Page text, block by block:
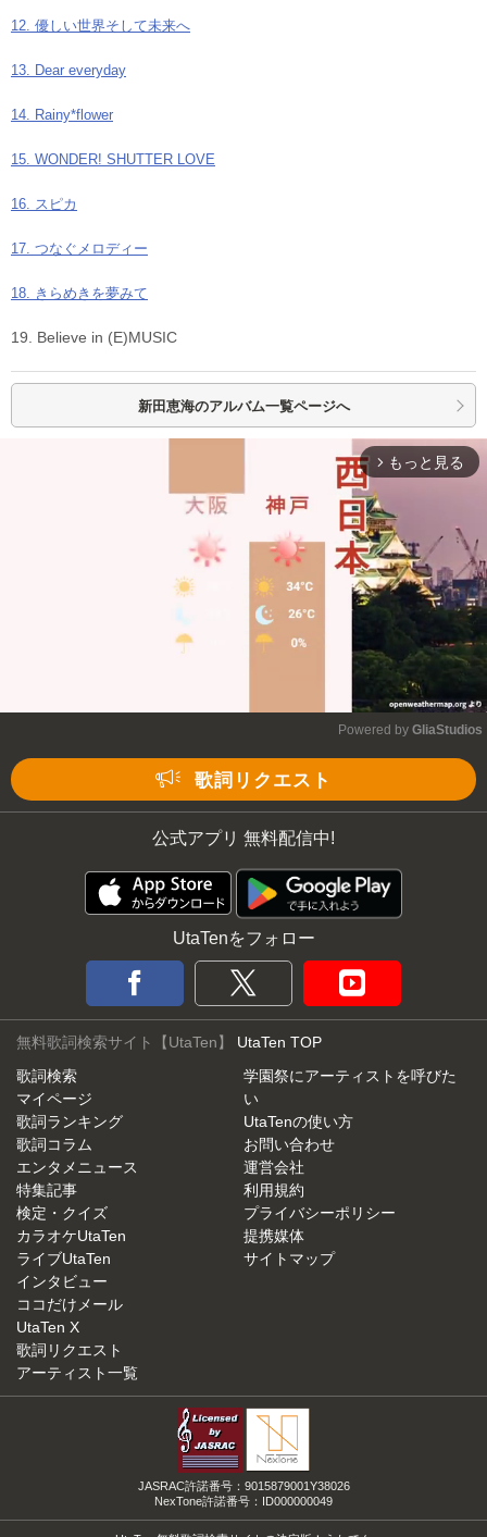
12. 優しい世界そして未来へ
13. Dear everyday
14. Rainy*flower
15. WONDER! SHUTTER LOVE
16. スピカ
17. つなぐメロディー
18. きらめきを夢みて
19. Believe in (E)MUSIC
新田恵海のアルバム一覧ページへ
arrow_forward_ios もっと見る
Powered by GliaStudios
歌詞リクエスト
公式アプリ 無料配信中!
UtaTenをフォロー
無料歌詞検索サイト【UtaTen】 UtaTen TOP
歌詞検索
マイページ
歌詞ランキング
歌詞コラム
エンタメニュース
特集記事
検定・クイズ
カラオケUtaTen
ライブUtaTen
インタビュー
ココだけメール
UtaTen X
歌詞リクエスト
アーティスト一覧
学園祭にアーティストを呼びた
い
UtaTenの使い方
お問い合わせ
運営会社
利用規約
プライバシーポリシー
提携媒体
サイトマップ
JASRAC許諾番号：9015879001Y38026
NexTone許諾番号：ID000000049